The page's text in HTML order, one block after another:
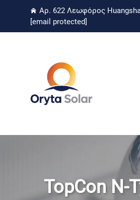
Αρ. 622 Λεωφόρος
[email protected]
TopCon N-